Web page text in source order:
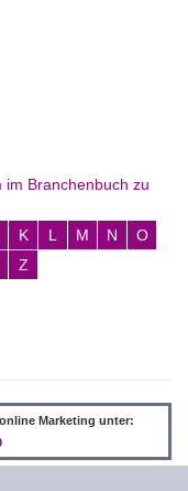
im Branchenbuch zu
K L M N
O
Z
Marketing unter: